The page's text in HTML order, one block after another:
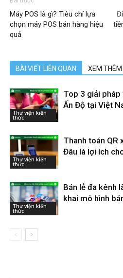
Máy POS là gì? Tiêu chí lựa
chọn máy POS bán hàng hiệu
quả
BÀI VIẾT LIÊN QUAN XEM THÊM
Thư viện kiến
thức
Top 3 giải pháp
Ấn Độ tại Việt
Thư viện kiến
thức
Thanh toán QR
Đâu là lợi ích
Thư viện kiến
thức
Bán lẻ đa kênh
khai mô hình